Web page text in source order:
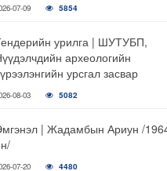
07-09 5854
урилга | ШУТУБП,
археологийн
урсгал засвар
08-03 5082
| Жадамбын Ариун /
07-20 4480